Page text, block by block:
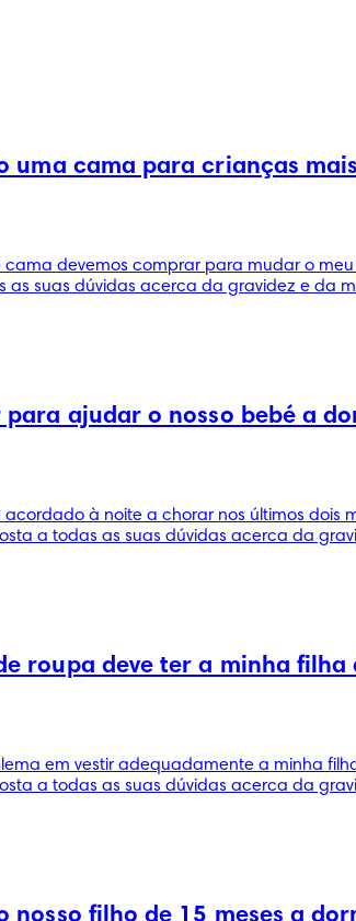
uma cama para crianças
devemos comprar para mudar o
as suas dúvidas acerca da gravidez e da
para ajudar o nosso bebé a
à noite a chorar nos últimos
a todas as suas dúvidas acerca da
roupa deve ter a minha filha
em vestir adequadamente a minha
a todas as suas dúvidas acerca da